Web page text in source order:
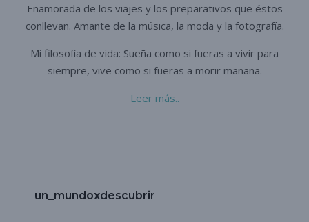
Enamorada de los viajes y los preparativos que éstos
conllevan. Amante de la música, la moda y la fotografía.
Mi filosofía de vida: Sueña como si fueras a vivir para
siempre, vive como si fueras a morir mañana.
Leer más..
un_mundoxdescubrir